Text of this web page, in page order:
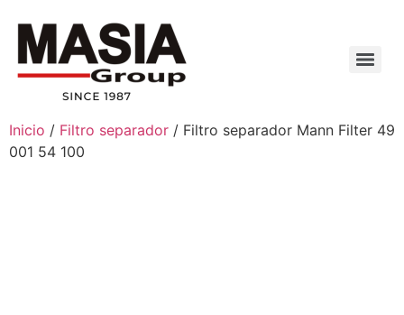
Inicio / Filtro separador / Filtro separador Mann Filter 49
001 54 100